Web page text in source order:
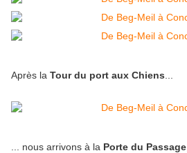
Après la Tour du port aux Chiens
... nous arrivons à la Porte du Passage